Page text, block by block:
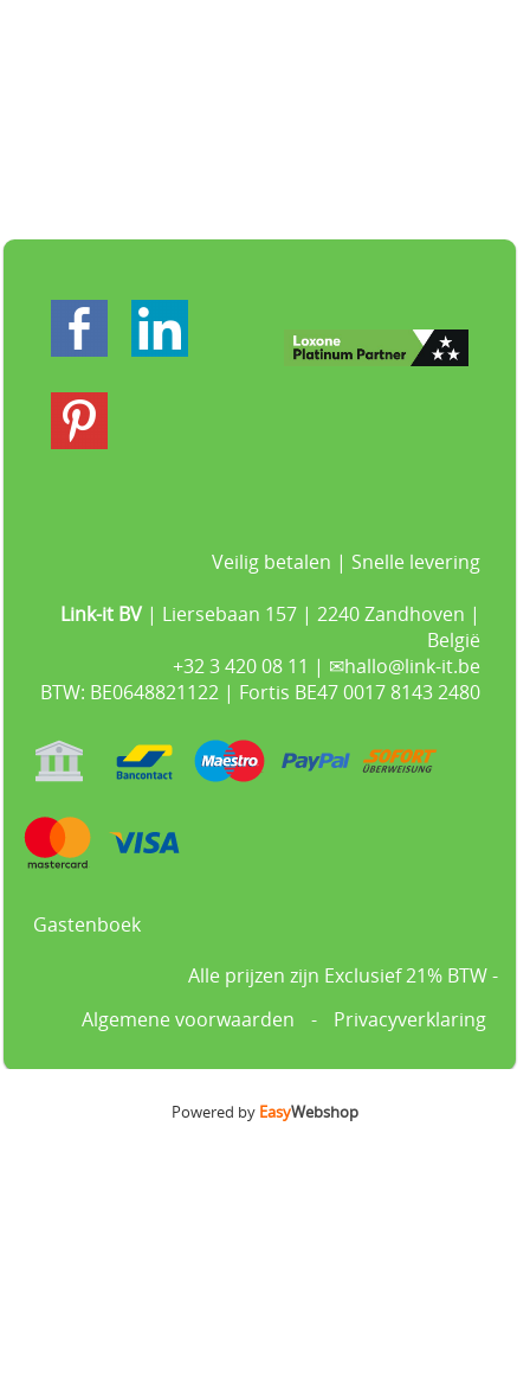
Veilig betalen | Snelle levering
Link-it BV | Liersebaan 157 | 2240 Zandhoven |
België
+32 3 420 08 11 | ✉hallo@link-it.be
BTW: BE0648821122 | Fortis BE47 0017 8143 2480
Gastenboek
Alle prijzen zijn Exclusief 21% BTW -
Algemene voorwaarden
- Privacyverklaring
Powered by EasyWebshop